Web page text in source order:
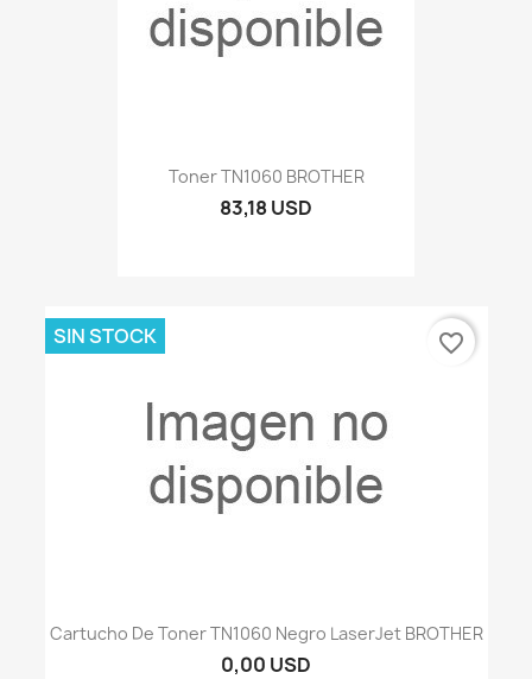
Toner TN1060 BROTHER
83,18 USD
Cartucho De Toner TN1060 Negro LaserJet BROTHER
0,00 USD
SIN STOCK favorite_border